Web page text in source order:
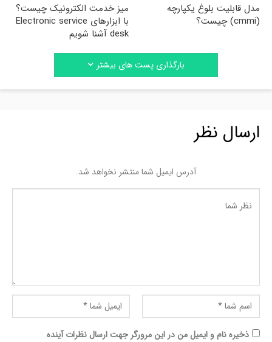
مدل قابلیت بلوغ یکپارچه
(cmmi) چیست؟
میز خدمت الکترونیک چیست؟
با ابزارهای Electronic service
desk آشنا شویم
بارگذاری پست های بیشتر
ارسال نظر
آدرس ایمیل شما منتشر نخواهد شد.
ذخیره نام و ایمیل من در این مرورگر جهت ارسال نظرات آینده